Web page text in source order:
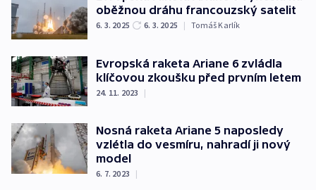
oběžnou dráhu francouzský satelit
6. 3. 2025 6. 3. 2025 | Tomáš Karlík
Evropská raketa Ariane 6 zvládla
klíčovou zkoušku před prvním letem
24. 11. 2023 |
Nosná raketa Ariane 5 naposledy
vzlétla do vesmíru, nahradí ji nový
model
6. 7. 2023 |